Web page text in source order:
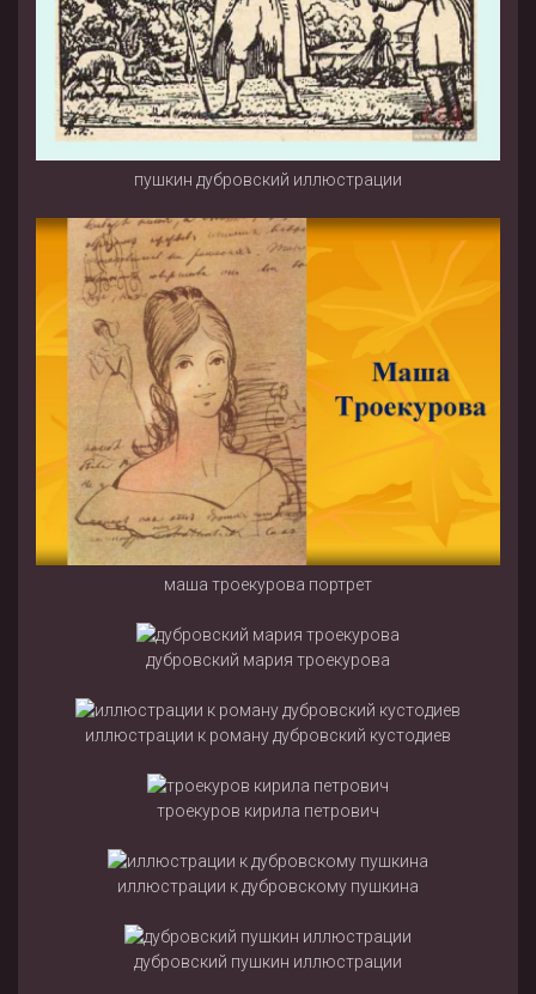
пушкин дубровский иллюстрации
маша троекурова портрет
дубровский мария троекурова
иллюстрации к роману дубровский кустодиев
троекуров кирила петрович
иллюстрации к дубровскому пушкина
дубровский пушкин иллюстрации